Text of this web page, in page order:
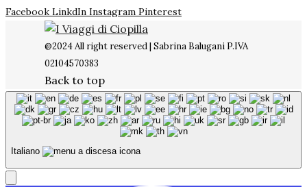
Facebook LinkdIn Instagram Pinterest
@2024 All right reserved | Sabrina Balugani P.IVA
02104570383
Back to top
Italiano